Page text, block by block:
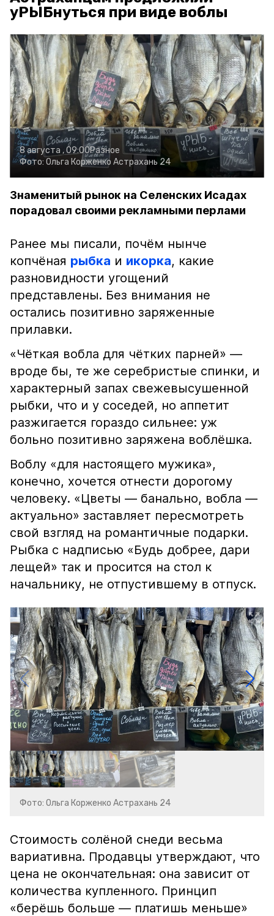
уРЫБнуться при виде воблы
8 августа , 09:00Разное
Фото: Ольга Корженко Астрахань 24
Знаменитый рынок на Селенских Исадах
порадовал своими рекламными перлами
Ранее мы писали, почём нынче
копчёная рыбка и икорка, какие
разновидности угощений
представлены. Без внимания не
остались позитивно заряженные
прилавки.
«Чёткая вобла для чётких парней» —
вроде бы, те же серебристые спинки, и
характерный запах свежевысушенной
рыбки, что и у соседей, но аппетит
разжигается гораздо сильнее: уж
больно позитивно заряжена воблёшка.
Воблу «для настоящего мужика»,
конечно, хочется отнести дорогому
человеку. «Цветы — банально, вобла —
актуально» заставляет пересмотреть
свой взгляд на романтичные подарки.
Рыбка с надписью «Будь добрее, дари
лещей» так и просится на стол к
начальнику, не отпустившему в отпуск.
Фото: Ольга Корженко Астрахань 24
Стоимость солёной снеди весьма
вариативна. Продавцы утверждают, что
цена не окончательная: она зависит от
количества купленного. Принцип
«берёшь больше — платишь меньше»